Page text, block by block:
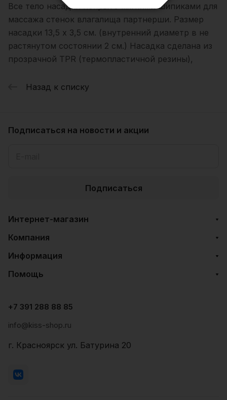
Все тело насадки покрыто мягкими шипиками для
массажа стенок влагалища партнерши. Размер
насадки 13,5 х 3,5 см. (внутренний диаметр в не
растянутом состоянии 2 см.) Насадка сделана из
прозрачной TPR (термопластичной резины),
Назад к списку
Подписаться на новости и акции
Подписаться
Интернет-магазин
Компания
Информация
Помощь
+7 391 288 88 85
info@kiss-shop.ru
г. Красноярск ул. Батурина 20